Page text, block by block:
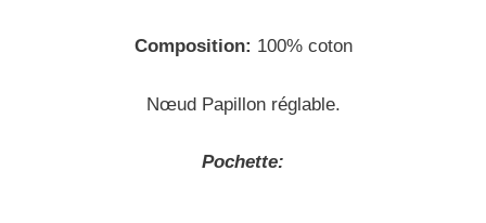
Composition: 100% coton
Nœud Papillon réglable.
Pochette: